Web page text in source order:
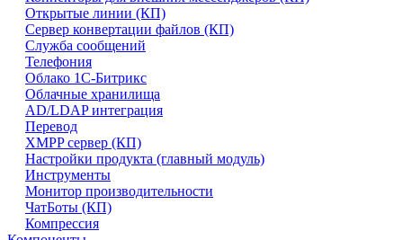
Открытые линии (КП)
Сервер конвертации файлов (КП)
Служба сообщений
Телефония
Облако 1С-Битрикс
Облачные хранилища
AD/LDAP интеграция
Перевод
XMPP сервер (КП)
Настройки продукта (главный модуль)
Инструменты
Монитор производительности
ЧатБоты (КП)
Компрессия